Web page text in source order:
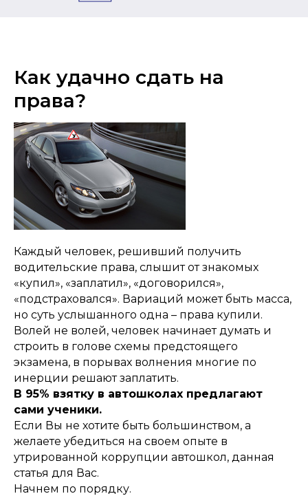
Как удачно сдать на
права?
Каждый человек, решивший получить
водительские права, слышит от знакомых
«купил», «заплатил», «договорился»,
«подстраховался». Вариаций может быть масса,
но суть услышанного одна – права купили.
Волей не волей, человек начинает думать и
строить в голове схемы предстоящего
экзамена, в порывах волнения многие по
инерции решают заплатить.
В 95% взятку в автошколах предлагают
сами ученики.
Если Вы не хотите быть большинством, а
желаете убедиться на своем опыте в
утрированной коррупции автошкол, данная
статья для Вас.
Начнем по порядку.